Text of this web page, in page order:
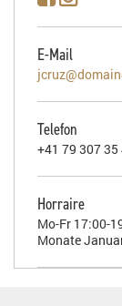
E-Mail
Telefon
+41 79 307 35
Horraire
Mo-Fr 17:00-
Monate